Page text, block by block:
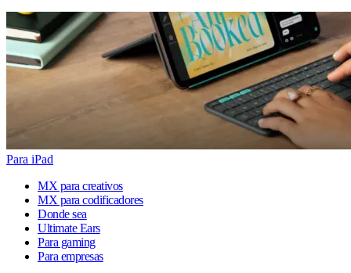
Para iPad
MX para creativos
MX para codificadores
Donde sea
Ultimate Ears
Para gaming
Para empresas